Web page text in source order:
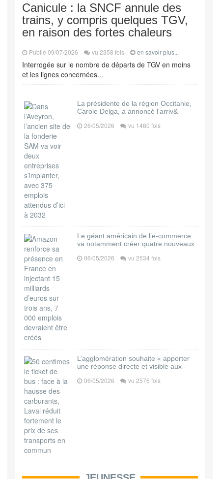
Canicule : la SNCF annule des
trains, y compris quelques TGV,
en raison des fortes chaleurs
Publié 09/07/2026 vu 2358 fois en savoir plus...
Interrogée sur le nombre de départs de TGV en moins
et les lignes concernées...
La présidente de la région Occitanie,
Carole Delga, a annoncé l’arriv&
26/05/2026 vu 1480 fois
Le géant américain de l’e-commerce
va notamment créer quatre nouveaux
06/05/2026 vu 2534 fois
L’agglomération souhaite « apporter
une réponse directe et visible aux
06/05/2026 vu 2576 fois